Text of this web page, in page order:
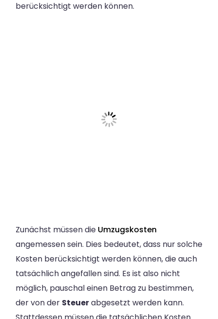
berücksichtigt werden können.
Zunächst müssen die Umzugskosten
angemessen sein. Dies bedeutet, dass nur solche
Kosten berücksichtigt werden können, die auch
tatsächlich angefallen sind. Es ist also nicht
möglich, pauschal einen Betrag zu bestimmen,
der von der Steuerabgesetzt werden kann.